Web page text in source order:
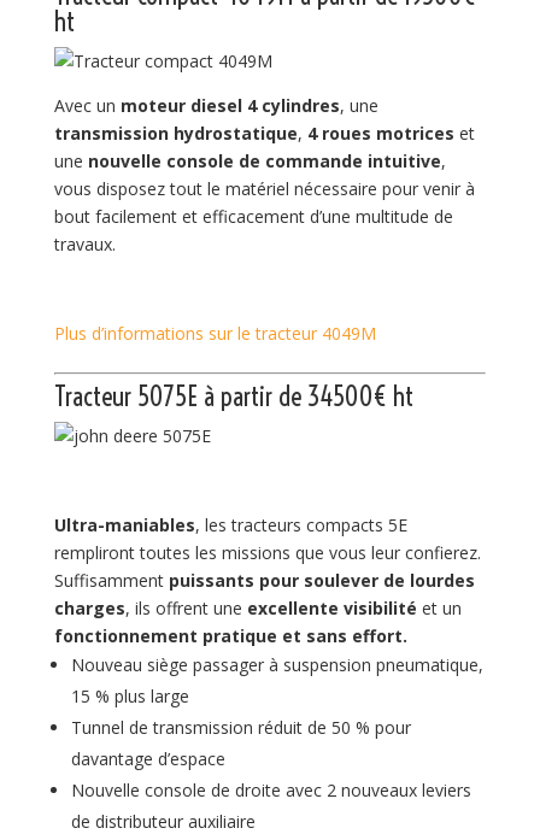
ht
Avec un moteur diesel 4 cylindres, une
transmission hydrostatique, 4 roues motrices et
une nouvelle console de commande intuitive,
vous disposez tout le matériel nécessaire pour venir à
bout facilement et efficacement d’une multitude de
travaux.
Plus d’informations sur le tracteur 4049M
Tracteur 5075E à partir de 34500€ ht
Ultra-maniables, les tracteurs compacts 5E
rempliront toutes les missions que vous leur confierez.
Suffisamment puissants pour soulever de lourdes
charges, ils offrent une excellente visibilité et un
fonctionnement pratique et sans effort.
Nouveau siège passager à suspension pneumatique,
15 % plus large
Tunnel de transmission réduit de 50 % pour
davantage d’espace
Nouvelle console de droite avec 2 nouveaux leviers
de distributeur auxiliaire